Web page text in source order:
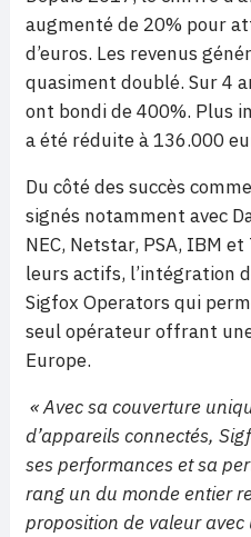
augmenté de 20% pour
d’euros. Les revenus
quasiment doublé. Sur 4
ont bondi de 400%. Plus
a été réduite à 136.000
Du côté des succès
signés notamment avec
NEC, Netstar, PSA, IBM
leurs actifs, l’intégration
Sigfox Operators qui
seul opérateur offrant
Europe.
« Avec sa couverture
d’appareils connectés,
ses performances et sa
rang un du monde entier
proposition de valeur